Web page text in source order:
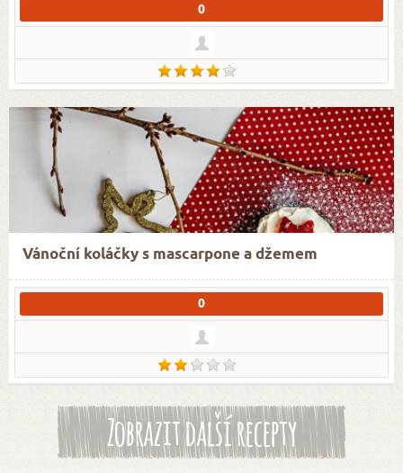
0
Vánoční koláčky s mascarpone a džemem
0
Zobrazit další recepty